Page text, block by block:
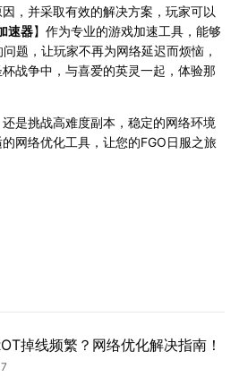
，并采取有效的解决方案，玩家可以
速器】作为专业的游戏加速工具，能够
题，让玩家不再为网络延迟而烦恼，
战争中，与喜爱的英灵一起，体验那
是挑战高难度副本，稳定的网络环境
网络优化工具，让您的FGO日服之旅
掉线频繁？网络优化解决指南！